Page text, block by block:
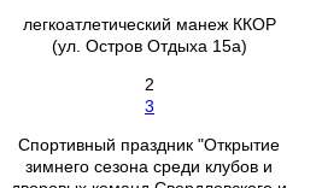
легкоатлетический манеж ККОР
(ул. Остров Отдыха 15а)
2
3
Спортивный праздник "Открытие
зимнего сезона среди клубов и